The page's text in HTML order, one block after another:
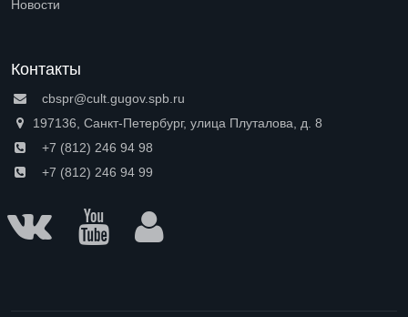
Новости
Контакты
cbspr@cult.gugov.spb.ru
197136, Санкт-Петербург, улица Плуталова, д. 8
+7 (812) 246 94 98
+7 (812) 246 94 99